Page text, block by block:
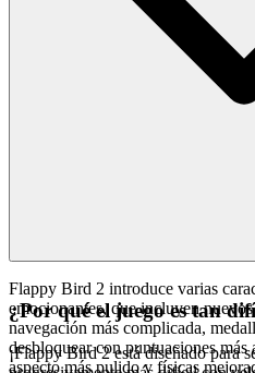
Flappy Bird 2 introduce varias
emocionantes, que incluyen
navegación más complicada,
desbloquear con puntuaciones
aspecto más pulido y físicas
¿Por qué el juego es tan
¡Flappy Bird 2 está diseñado para